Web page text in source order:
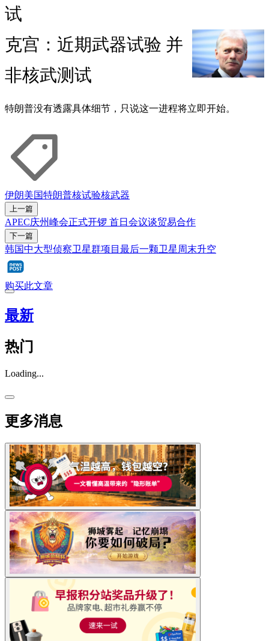
试
克宫：近期武器试验 并
非核武测试
特朗普没有透露具体细节，只说这一进程将立即开始。
伊朗美国特朗普核试验核武器
上一篇
APEC庆州峰会正式开锣 首日会议谈贸易合作
下一篇
韩国中大型侦察卫星群项目最后一颗卫星周末升空
购买此文章
最新
热门
Loading...
更多消息